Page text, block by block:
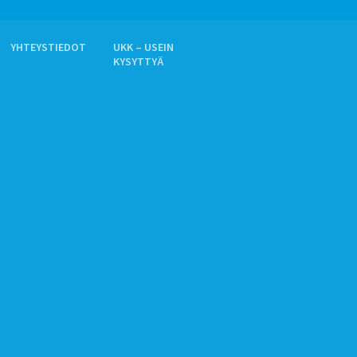
YHTEYSTIEDOT
UKK – USEIN
KYSYTTYÄ